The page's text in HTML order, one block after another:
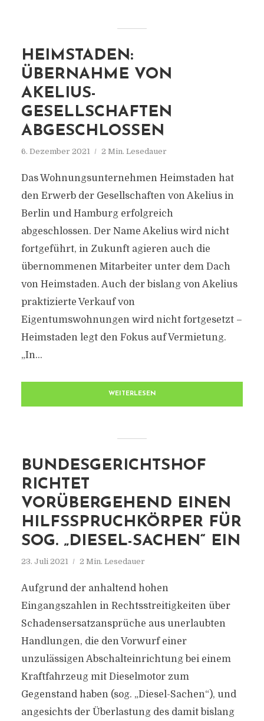
HEIMSTADEN:
ÜBERNAHME VON
AKELIUS-
GESELLSCHAFTEN
ABGESCHLOSSEN
6. Dezember 2021 2 Min. Lesedauer
Das Wohnungsunternehmen Heimstaden hat
den Erwerb der Gesellschaften von Akelius in
Berlin und Hamburg erfolgreich
abgeschlossen. Der Name Akelius wird nicht
fortgeführt, in Zukunft agieren auch die
übernommenen Mitarbeiter unter dem Dach
von Heimstaden. Auch der bislang von Akelius
praktizierte Verkauf von
Eigentumswohnungen wird nicht fortgesetzt –
Heimstaden legt den Fokus auf Vermietung.
„In...
WEITERLESEN
BUNDESGERICHTSHOF
RICHTET
VORÜBERGEHEND EINEN
HILFSSPRUCHKÖRPER FÜR
SOG. „DIESEL-SACHEN“ EIN
23. Juli 2021 2 Min. Lesedauer
Aufgrund der anhaltend hohen
Eingangszahlen in Rechtsstreitigkeiten über
Schadensersatzansprüche aus unerlaubten
Handlungen, die den Vorwurf einer
unzulässigen Abschalteinrichtung bei einem
Kraftfahrzeug mit Dieselmotor zum
Gegenstand haben (sog. „Diesel-Sachen“), und
angesichts der Überlastung des damit bislang